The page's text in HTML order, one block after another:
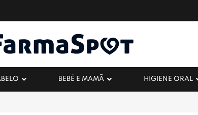
BEBÉ E MAMÃ HIGIENE ORAL